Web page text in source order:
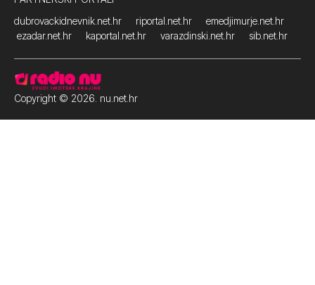
dubrovackidnevnik.net.hr
riportal.net.hr
emedjimurje.net.hr
ezadar.net.hr
kaportal.net.hr varazdinski.net.hr sib.net.hr
Copyright © 2026. nu.net.hr